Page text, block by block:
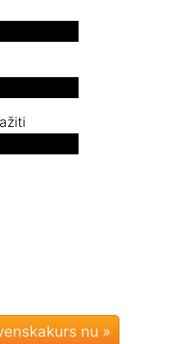
nu »